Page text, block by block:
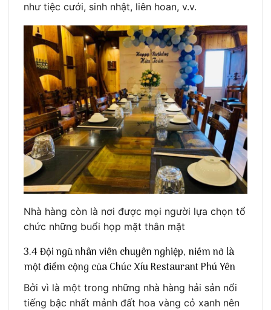
như tiệc cưới, sinh nhật, liên hoan, v.v.
Nhà hàng còn là nơi được mọi người lựa chọn tổ
chức những buổi họp mặt thân mặt
3.4 Đội ngũ nhân viên chuyên nghiệp, niềm nở là
một điểm cộng của Chúc Xíu Restaurant Phú Yên
Bởi vì là một trong những nhà hàng hải sản nổi
tiếng bậc nhất mảnh đất hoa vàng cỏ xanh nên